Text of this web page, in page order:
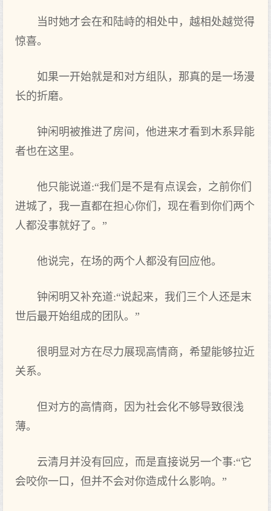
当时她才会在和陆峙的相处中，越相处越觉得
惊喜。
如果一开始就是和对方组队，那真的是一场漫
长的折磨。
钟闲明被推进了房间，他进来才看到木系异能
者也在这里。
他只能说道:“我们是不是有点误会，之前你们
进城了，我一直都在担心你们，现在看到你们两个
人都没事就好了。”
他说完，在场的两个人都没有回应他。
钟闲明又补充道:“说起来，我们三个人还是末
世后最开始组成的团队。”
很明显对方在尽力展现高情商，希望能够拉近
关系。
但对方的高情商，因为社会化不够导致很浅
薄。
云清月并没有回应，而是直接说另一个事:“它
会咬你一口，但并不会对你造成什么影响。”